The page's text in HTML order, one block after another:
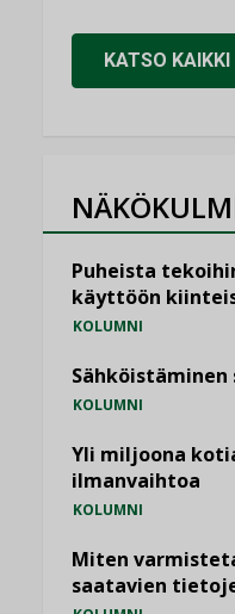
KATSO KAIKKI
Puheista
käyttöön
KOLUMNI
KOLUMNI
Yli miljoona
ilmanvaihtoa
KOLUMNI
Miten
saatavien